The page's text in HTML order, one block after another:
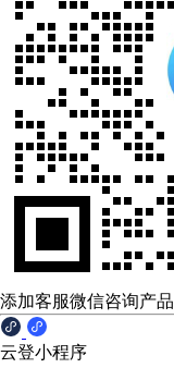
添加客服微信咨询产品
云登小程序